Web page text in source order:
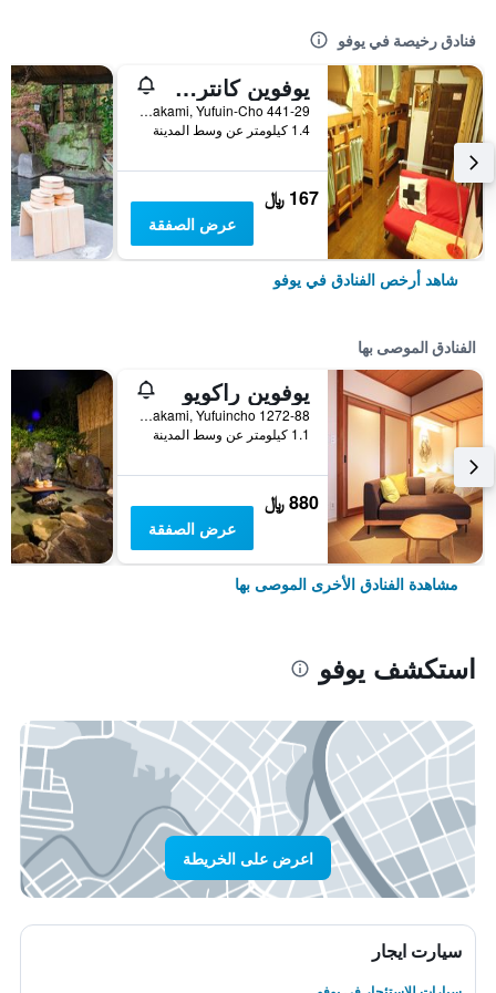
فنادق رخيصة في يوفو
يوفوين كانتري رود يوث هوستل
441-29 Kawakami, Yufuin-Cho, يوفو, اليابان
1.4 كيلومتر عن وسط المدينة
167 ﷼
عرض الصفقة
شاهد أرخص الفنادق في يوفو
الفنادق الموصى بها
يوفوين راكويو
1272-88 Kawakami, Yufuincho, يوفو, اليابان
1.1 كيلومتر عن وسط المدينة
880 ﷼
عرض الصفقة
مشاهدة الفنادق الأخرى الموصى بها
استكشف يوفو
اعرض على الخريطة
سيارت ايجار